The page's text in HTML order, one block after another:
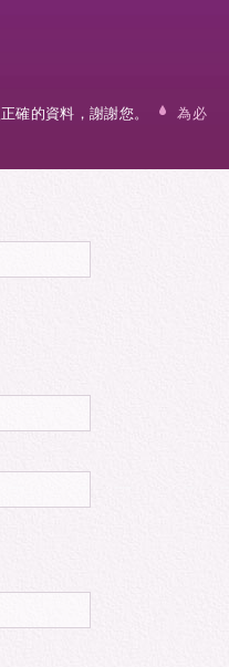
確的資料，謝謝您。
為必